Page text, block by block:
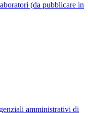
(da pubblicare in
amministrativi di